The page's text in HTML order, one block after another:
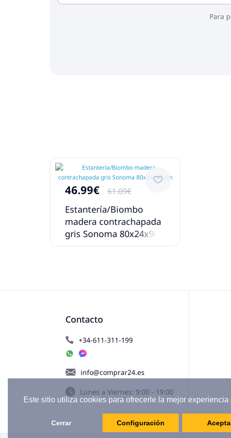
Este sitio utiliza cookies para ofrecerle la mejor experiencia
Cerrar Configuración
Para
46.99€ 61.09€
Estantería/Biombo
madera contrachapada
gris Sonoma 80x24x96
cm
Contacto
+34-611-311-199
info@comprar24.es
Lunes a Viernes: 9:00 - 19:00